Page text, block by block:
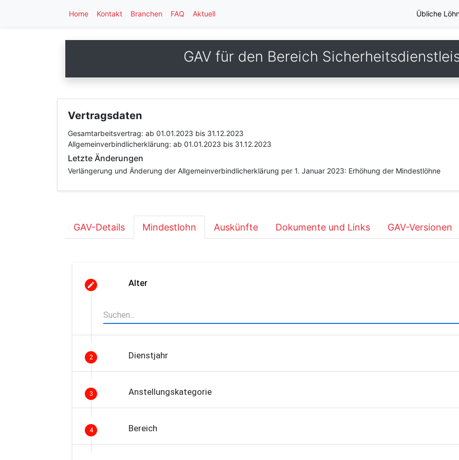
Home Kontakt Branchen FAQ Aktuell Übliche
GAV für den Bereich
Vertragsdaten
Gesamtarbeitsvertrag: ab 01.01.2023 bis 31.12.2023
Allgemeinverbindlicherklärung: ab 01.01.2023 bis 31.12.2023
Letzte Änderungen
Verlängerung und Änderung der Allgemeinverbindlicherklärung per 1. Januar 2023: Erhöhung der Mindestlöhne
GAV-Details Mindestlohn Auskünfte Dokumente und Links GAV-Versionen
Alter
2 Dienstjahr
3 Anstellungskategorie
4 Bereich